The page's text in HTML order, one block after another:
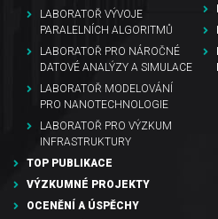
LABORATOŘ VÝVOJE
PARALELNÍCH ALGORITMŮ
LABORATOŘ PRO NÁROČNÉ
DATOVÉ ANALÝZY A SIMULACE
LABORATOŘ MODELOVÁNÍ
PRO NANOTECHNOLOGIE
LABORATOŘ PRO VÝZKUM
INFRASTRUKTURY
TOP PUBLIKACE
VÝZKUMNÉ PROJEKTY
OCENĚNÍ A ÚSPĚCHY